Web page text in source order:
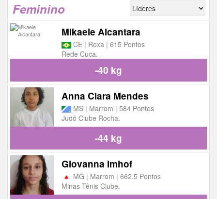
Feminino
Mikaele Alcantara
CE | Roxa | 615 Pontos
Rede Cuca.
-40 kg
Anna Clara Mendes
MS | Marrom | 584 Pontos
Judô Clube Rocha.
-44 kg
Giovanna Imhof
MG | Marrom | 662.5 Pontos
Minas Tênis Clube.